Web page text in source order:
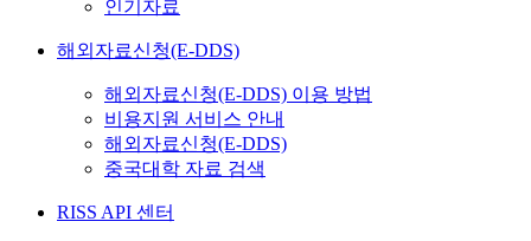
인기자료
해외자료신청(E-DDS)
해외자료신청(E-DDS) 이용 방법
비용지원 서비스 안내
해외자료신청(E-DDS)
중국대학 자료 검색
RISS API 센터